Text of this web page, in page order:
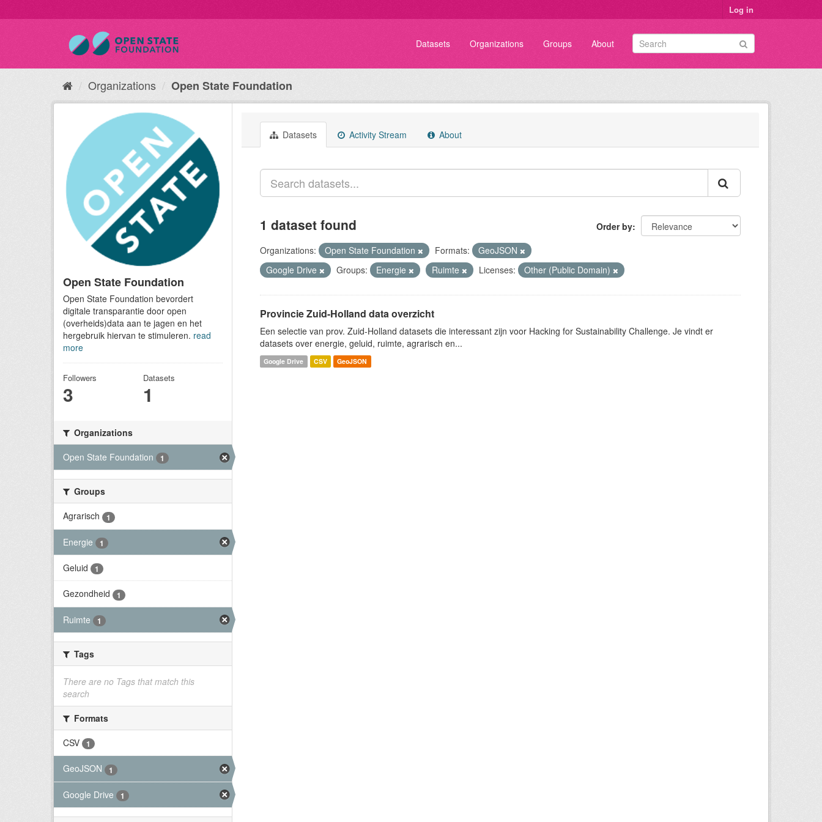
Log in
Datasets Organizations Groups About
Organizations Open State Foundation
Open State Foundation
Open State Foundation bevordert
digitale transparantie door open
(overheids)data aan te jagen en het
hergebruik hiervan te stimuleren. read
more
Followers
3
Datasets
1
Organizations
Open State Foundation
1
Groups
Agrarisch
1
Energie 1
Geluid 1
Gezondheid 1
Ruimte 1
Tags
There are no Tags that match this
search
Formats
CSV
1
GeoJSON 1
Google Drive 1
Datasets Activity Stream About
Order by
1 dataset found
Organizations: Open State Foundation Formats:
GeoJSON
Google Drive
Groups: Energie Ruimte Licenses: Other (Public Domain)
Provincie Zuid-Holland data overzicht
Een selectie van prov. Zuid-Holland datasets die interessant zijn voor Hacking for Sustainability Challenge. Je vindt er
datasets over energie, geluid, ruimte, agrarisch en...
Google Drive CSV GeoJSON